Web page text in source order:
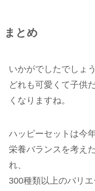
まとめ
いかがでしたでしょう
どれも可愛くて子供
くなりますね。
ハッピーセットは今
栄養バランスを考え
れ、
300種類以上のバリ